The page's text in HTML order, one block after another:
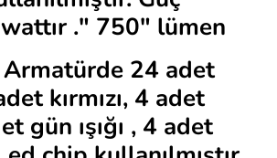
." 750" lümen
24 adet
kırmızı, 4 adet
gün ışığı , 4 adet